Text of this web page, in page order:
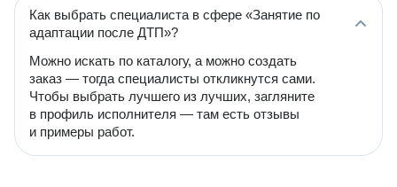
Как выбрать специалиста в сфере «Занятие по
адаптации после ДТП»?
Можно искать по каталогу, а можно создать
заказ — тогда специалисты откликнутся сами.
Чтобы выбрать лучшего из лучших, загляните
в профиль исполнителя — там есть отзывы
и примеры работ.